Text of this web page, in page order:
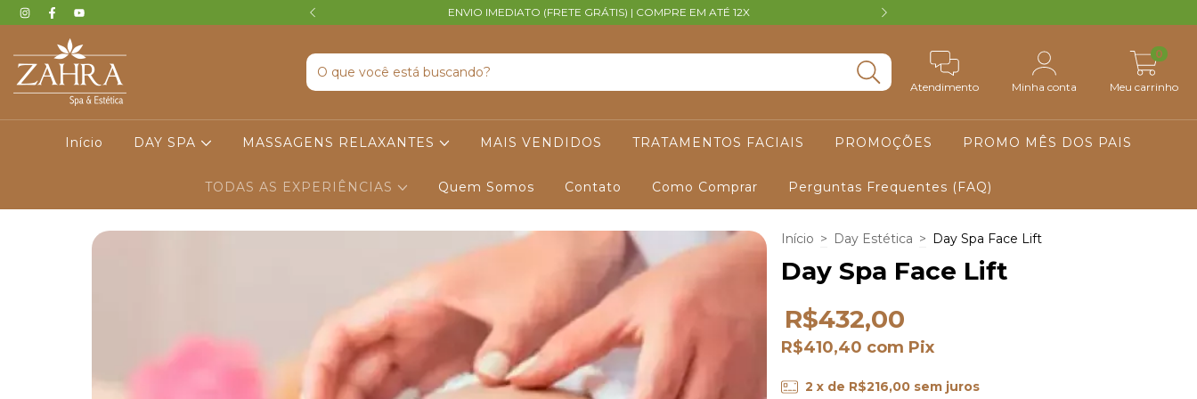
I ENVIO IMEDIATO (GRÁTIS) ENVIO IMEDIATO (FRETE GRÁTIS) | COMPRE EM ATÉ 12X
Atendimento Minha conta Meu carrinho
0
Início DAY SPA MASSAGENS RELAXANTES MAIS VENDIDOS TRATAMENTOS FACIAIS PROMOÇÕES PROMO MÊS DOS PAIS
TODAS AS EXPERIÊNCIAS Quem Somos Contato Como Comprar Perguntas Frequentes (FAQ)
Início > Day Estética > Day Spa Face Lift
Day Spa Face Lift
R$432,00
R$410,40 com Pix
2 x de R$216,00 sem juros